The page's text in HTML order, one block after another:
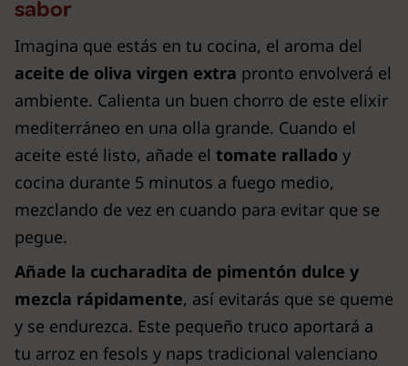
sabor
Imagina que estás en tu cocina, el aroma del
aceite de oliva virgen extra pronto envolverá el
ambiente. Calienta un buen chorro de este elixir
mediterráneo en una olla grande. Cuando el
aceite esté listo, añade el tomate rallado y
cocina durante 5 minutos a fuego medio,
mezclando de vez en cuando para evitar que se
pegue.
Añade la cucharadita de pimentón dulce y
mezcla rápidamente, así evitarás que se queme
y se endurezca. Este pequeño truco aportará a
tu arroz en fesols y naps tradicional valenciano